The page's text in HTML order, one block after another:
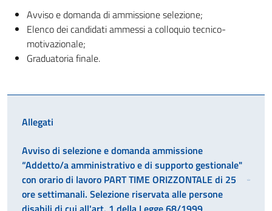
Avviso e domanda di ammissione selezione;
Elenco dei candidati ammessi a colloquio tecnico-
motivazionale;
Graduatoria finale.
Allegati
Avviso di selezione e domanda ammissione
“Addetto/a amministrativo e di supporto gestionale"
con orario di lavoro PART TIME ORIZZONTALE di 25
ore settimanali. Selezione riservata alle persone